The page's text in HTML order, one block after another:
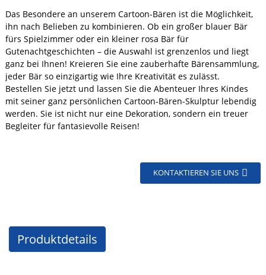
Das Besondere an unserem Cartoon-Bären ist die Möglichkeit,
ihn nach Belieben zu kombinieren. Ob ein großer blauer Bär
fürs Spielzimmer oder ein kleiner rosa Bär für
Gutenachtgeschichten – die Auswahl ist grenzenlos und liegt
ganz bei Ihnen! Kreieren Sie eine zauberhafte Bärensammlung,
jeder Bär so einzigartig wie Ihre Kreativität es zulässt.
Bestellen Sie jetzt und lassen Sie die Abenteuer Ihres Kindes
mit seiner ganz persönlichen Cartoon-Bären-Skulptur lebendig
werden. Sie ist nicht nur eine Dekoration, sondern ein treuer
Begleiter für fantasievolle Reisen!
KONTAKTIEREN SIE UNS
Produktdetails